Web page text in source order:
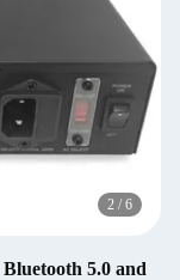
2 / 6
5.0 and